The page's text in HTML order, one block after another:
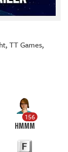
,TT Games,
156
HMMM